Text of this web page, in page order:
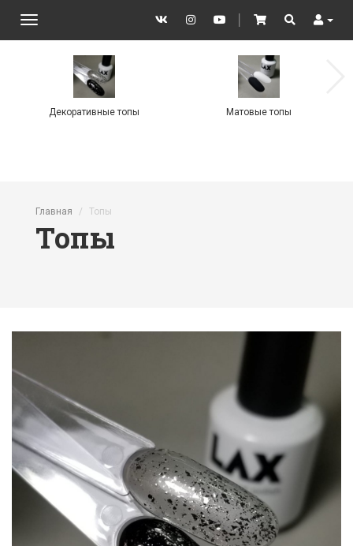
InstagramYouTubeCart SearchUser
Toggle
navigation
Декоративные топы Матовые топы
Главная Топы
Топы